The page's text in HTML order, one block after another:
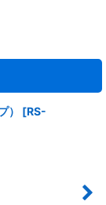
） [RS-